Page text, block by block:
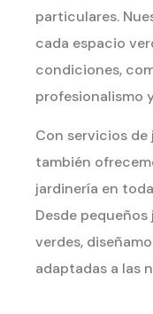
particulares.
cada espacio
condiciones,
profesionalismo
Con servicios de
también
jardinería en
Desde
verdes,
adaptadas a las